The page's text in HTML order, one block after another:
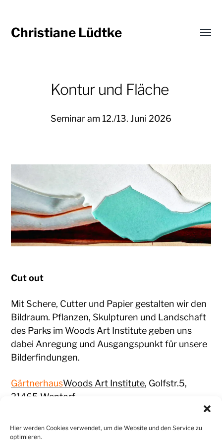
Hier werden Cookies verwendet, um die Website und den Service zu
optimieren.
Christiane Lüdtke
Menü
Kontur und Fläche
Seminar am 12./13. Juni 2026
Cut out
Mit Schere, Cutter und Papier gestalten wir den
Bildraum. Pflanzen, Skulpturen und Landschaft
des Parks im Woods Art Institute geben uns
dabei Anregung und Ausgangspunkt für unsere
Bilderfindungen.
GärtnerhausWoods Art Institute, Golfstr.5,
21465 Wentorf
jeweils 10:00 – 17:00 Uhr
Kosten: 170 € inkl. Material, Mittagessen und